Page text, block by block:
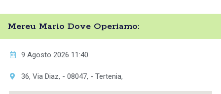
Mereu Mario Dove Operiamo:
9 Agosto 2026 11:40
36, Via Diaz, - 08047, - Tertenia,